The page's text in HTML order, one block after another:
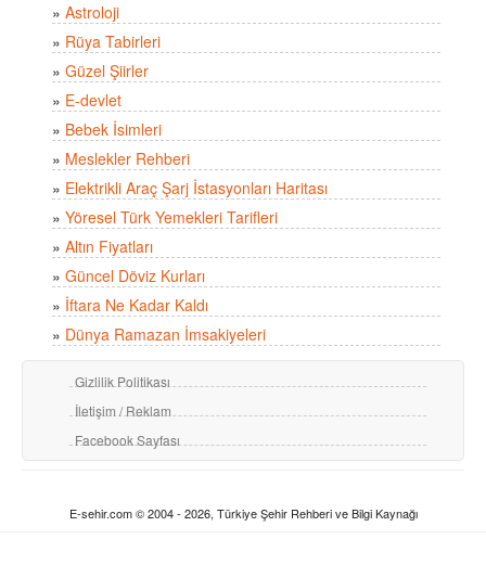
» Astroloji
» Rüya Tabirleri
» Güzel Şiirler
» E-devlet
» Bebek İsimleri
» Meslekler Rehberi
» Elektrikli Araç Şarj İstasyonları Haritası
» Yöresel Türk Yemekleri Tarifleri
» Altın Fiyatları
» Güncel Döviz Kurları
» İftara Ne Kadar Kaldı
» Dünya Ramazan İmsakiyeleri
Gizlilik Politikası
İletişim / Reklam
Facebook Sayfası
E-sehir.com © 2004 - 2026, Türkiye Şehir Rehberi ve Bilgi Kaynağı